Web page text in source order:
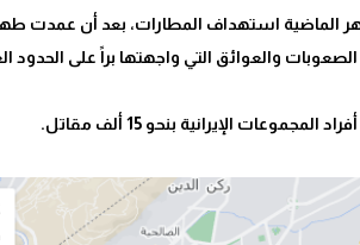
الماضية استهداف المطارات، بعد أن عمدت
الإيرانية بنحو 15 ألف مقاتل.